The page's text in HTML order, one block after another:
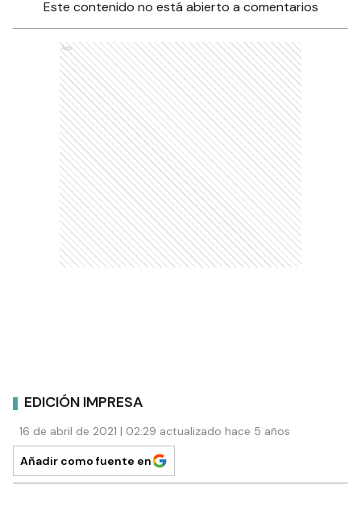
Este contenido no está abierto a comentarios
Ads
EDICIÓN IMPRESA
16 de abril de 2021 | 02:29 actualizado hace 5 años
Añadir como fuente en